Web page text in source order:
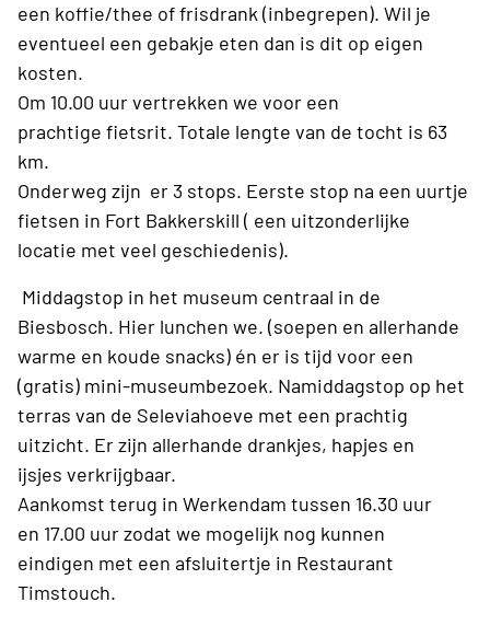
een koffie/thee of frisdrank (inbegrepen). Wil je
eventueel een gebakje eten dan is dit op eigen
kosten.
Om 10.00 uur vertrekken we voor een
prachtige fietsrit. Totale lengte van de tocht is 63
km.
Onderweg zijn er 3 stops. Eerste stop na een uurtje
fietsen in Fort Bakkerskill ( een uitzonderlijke
locatie met veel geschiedenis).
Middagstop in het museum centraal in de
Biesbosch. Hier lunchen we. (soepen en allerhande
warme en koude snacks) én er is tijd voor een
(gratis) mini-museumbezoek. Namiddagstop op het
terras van de Seleviahoeve met een prachtig
uitzicht. Er zijn allerhande drankjes, hapjes en
ijsjes verkrijgbaar.
Aankomst terug in Werkendam tussen 16.30 uur
en 17.00 uur zodat we mogelijk nog kunnen
eindigen met een afsluitertje in Restaurant
Timstouch.